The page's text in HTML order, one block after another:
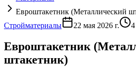
Евроштакетник (Металлический
Стройматериалы
22 мая 2026 г. 4
Евроштакетник
штакетник)